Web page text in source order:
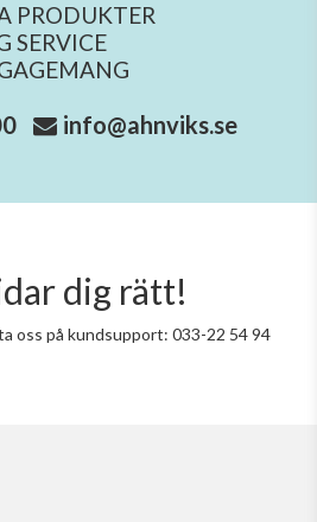
PRODUKTER
SERVICE
info@ahnviks.se
dig rätt!
oss på kundsupport: 033-22 54 94